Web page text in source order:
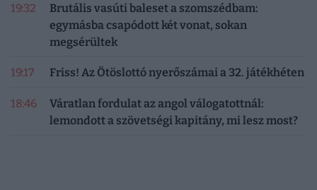
19:32
Brutális vasúti baleset a szomszédbam:
egymásba csapódott két vonat, sokan
megsérültek
19:17 Friss! Az Ötöslottó nyerőszámai a 32. játékhéten
18:46
Váratlan fordulat az angol válogatottnál:
lemondott a szövetségi kapitány, mi lesz most?